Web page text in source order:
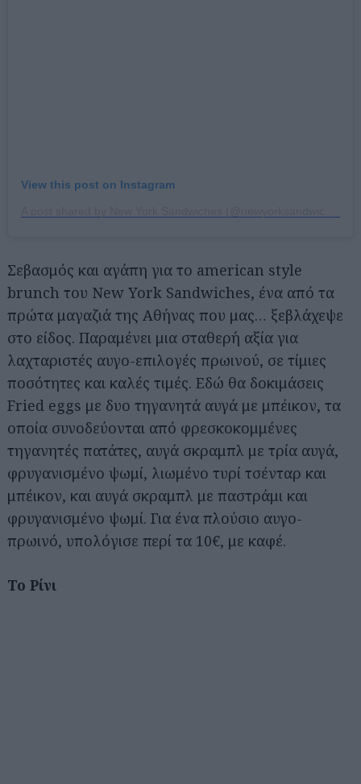
View this post on Instagram
Σεβασμός και αγάπη για το american style
brunch του New York Sandwiches, ένα από τα
πρώτα μαγαζιά της Αθήνας που μας… ξεβλάχεψε
στο είδος. Παραμένει μια σταθερή αξία για
λαχταριστές αυγο-επιλογές πρωινού, σε τίμιες
ποσότητες και καλές τιμές. Εδώ θα δοκιμάσεις
Fried eggs με δυο τηγανητά αυγά με μπέικον, τα
οποία συνοδεύονται από φρεσκοκομμένες
τηγανητές πατάτες, αυγά σκραμπλ με τρία αυγά,
φρυγανισμένο ψωμί, λιωμένο τυρί τσένταρ και
μπέικον, και αυγά σκραμπλ με παστράμι και
φρυγανισμένο ψωμί. Για ένα πλούσιο αυγο-
πρωινό, υπολόγισε περί τα 10€, με καφέ.
Το Ρίνι